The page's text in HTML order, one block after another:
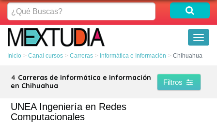
¿Qué
Buscas?
Inicio Canal cursos Carreras Informática e Información Chihuahua
4 Carreras de Informática e Información
en Chihuahua
Filtros
UNEA Ingeniería en Redes
Computacionales